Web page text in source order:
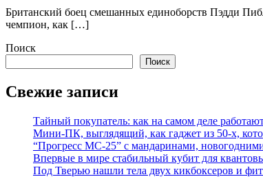
Британский боец смешанных единоборств Пэдди
чемпион, как […]
Поиск
Поиск
Свежие записи
Тайный покупатель: как на самом деле
Мини-ПК, выглядящий, как гаджет из 50-х,
“Прогресс МС-25” с мандаринами,
Впервые в мире стабильный кубит для
Под Тверью нашли тела двух кикбоксеров и